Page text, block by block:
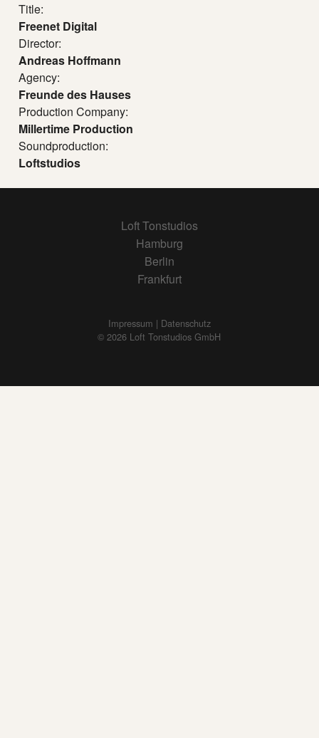
Title:
Freenet Digital
Director:
Andreas Hoffmann
Agency:
Freunde des Hauses
Production Company:
Millertime Production
Soundproduction:
Loftstudios
Loft Tonstudios
Hamburg
Berlin
Frankfurt
Impressum | Datenschutz
© 2026 Loft Tonstudios GmbH